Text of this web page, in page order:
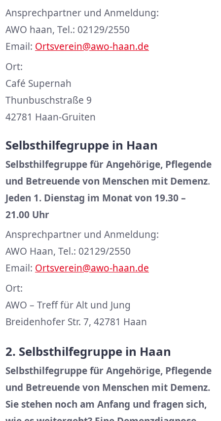
Ansprechpartner und Anmeldung:
AWO haan, Tel.: 02129/2550
Email: Ortsverein@awo-haan.de
Ort:
Café Supernah
Thunbuschstraße 9
42781 Haan-Gruiten
Selbsthilfegruppe in Haan
Selbsthilfegruppe für Angehörige, Pflegende
und Betreuende von Menschen mit Demenz.
Jeden 1. Dienstag im Monat von 19.30 –
21.00 Uhr
Ansprechpartner und Anmeldung:
AWO Haan, Tel.: 02129/2550
Email: Ortsverein@awo-haan.de
Ort:
AWO – Treff für Alt und Jung
Breidenhofer Str. 7, 42781 Haan
2. Selbsthilfegruppe in Haan
Selbsthilfegruppe für Angehörige, Pflegende
und Betreuende von Menschen mit Demenz.
Sie stehen noch am Anfang und fragen sich,